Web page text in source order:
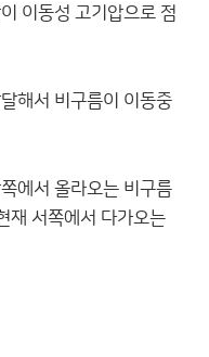
이동성 고기압으로 점
해서 비구름이 이동중
에서 올라오는 비구름
재 서쪽에서 다가오는